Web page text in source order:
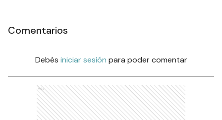
Comentarios
Debés iniciar sesión para poder comentar
Ads